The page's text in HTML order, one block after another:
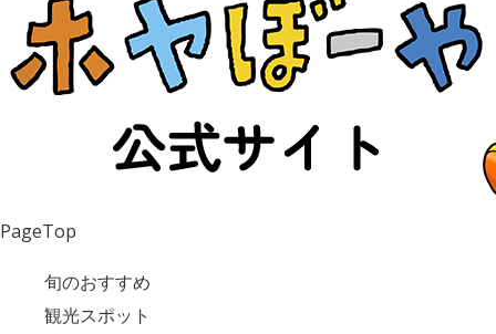
PageTop
旬のおすすめ
観光スポット